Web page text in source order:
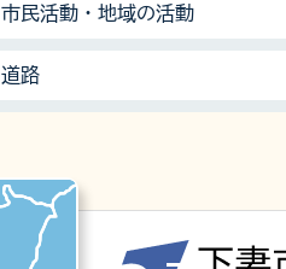
市民活動・地域の活動
道路